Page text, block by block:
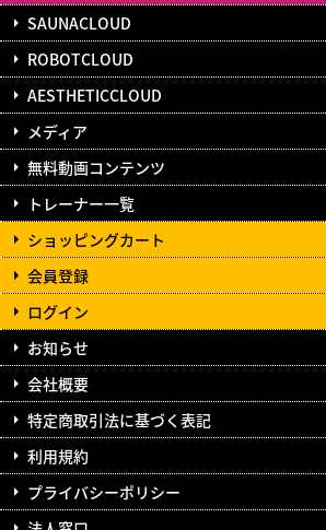
SAUNACLOUD
ROBOTCLOUD
AESTHETICCLOUD
メディア
無料動画コンテンツ
トレーナー一覧
ショッピングカート
会員登録
ログイン
お知らせ
会社概要
特定商取引法に基づく表記
利用規約
プライバシーポリシー